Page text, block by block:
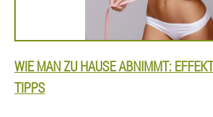
WIE MAN ZU HAUSE ABNIMMT:
TIPPS